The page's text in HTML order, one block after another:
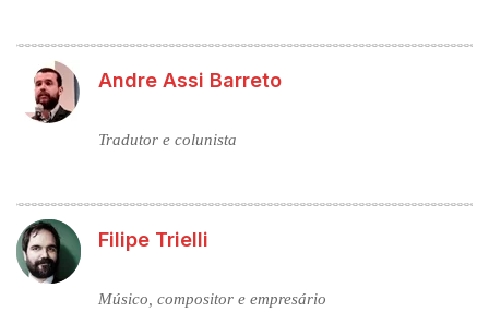
Andre Assi Barreto
Tradutor e colunista
Filipe Trielli
Músico, compositor e empresário